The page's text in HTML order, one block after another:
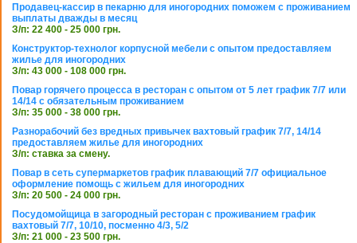
Продавец-кассир в пекарню для иногородних поможем с проживанием
выплаты дважды в месяц
З/п: 22 400 - 25 000 грн.
Конструктор-технолог корпусной мебели с опытом предоставляем
жилье для иногородних
З/п: 43 000 - 108 000 грн.
Повар горячего процесса в ресторан с опытом от 5 лет график 7/7 или
14/14 с обязательным проживанием
З/п: 35 000 - 38 000 грн.
Разнорабочий без вредных привычек вахтовый график 7/7, 14/14
предоставляем жилье для иногородних
З/п: ставка за смену.
Повар в сеть супермаркетов график плавающий 7/7 официальное
оформление помощь с жильем для иногородних
З/п: 20 500 - 24 000 грн.
Посудомойщица в загородный ресторан с проживанием график
вахтовый 7/7, 10/10, посменно 4/3, 5/2
З/п: 21 000 - 23 500 грн.